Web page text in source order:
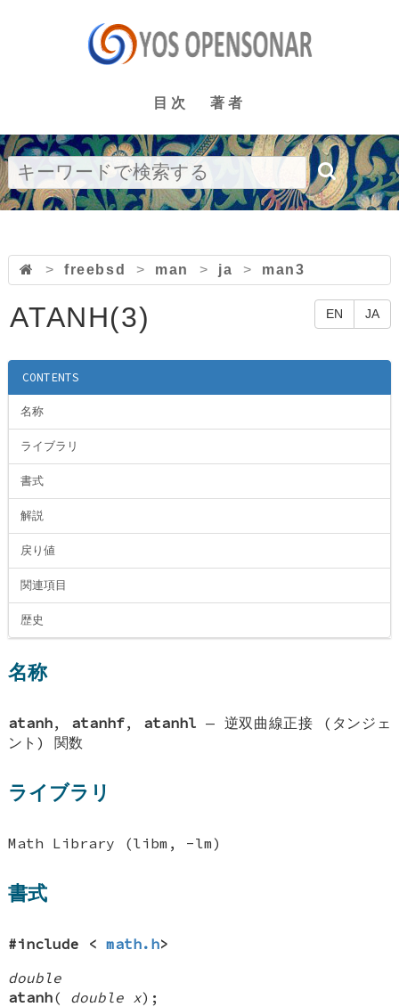
目次 著者
> freebsd > man > ja > man3
EN JA
ATANH(3)
CONTENTS
名称
ライブラリ
書式
解説
戻り値
関連項目
歴史
名称
atanh, atanhf, atanhl — 逆双曲線正接 (タンジェ
ント) 関数
ライブラリ
Math Library (libm, -lm)
書式
#include <math.h>
double
atanh( double x);